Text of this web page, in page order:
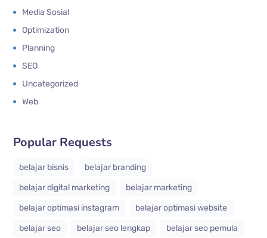
Media Sosial
Optimization
Planning
SEO
Uncategorized
Web
Popular Requests
belajar bisnis
belajar branding
belajar digital marketing
belajar marketing
belajar optimasi instagram
belajar optimasi website
belajar seo
belajar seo lengkap
belajar seo pemula